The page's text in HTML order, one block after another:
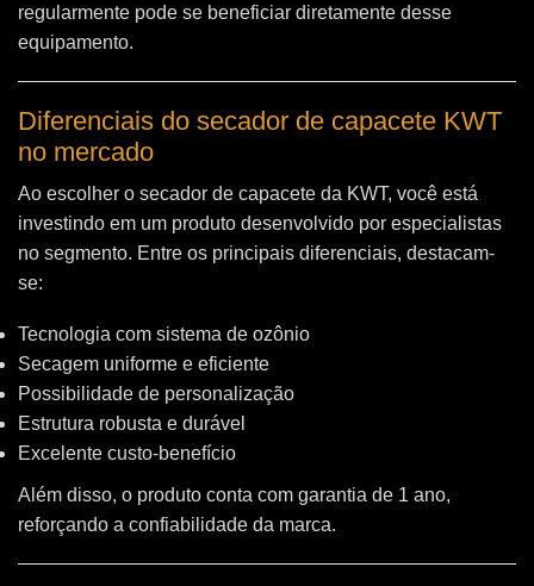
regularmente pode se beneficiar diretamente desse
equipamento.
Diferenciais do secador de capacete KWT
no mercado
Ao escolher o secador de capacete da KWT, você está
investindo em um produto desenvolvido por especialistas
no segmento. Entre os principais diferenciais, destacam-
se:
Tecnologia com sistema de ozônio
Secagem uniforme e eficiente
Possibilidade de personalização
Estrutura robusta e durável
Excelente custo-benefício
Além disso, o produto conta com garantia de 1 ano,
reforçando a confiabilidade da marca.